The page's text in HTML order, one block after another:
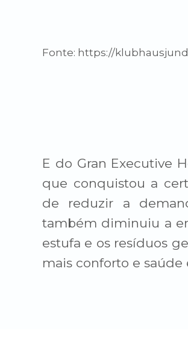
Fonte: https://
E do Gran Executive
que conquistou a
de reduzir a
também diminuiu a
estufa e os resíduos
mais conforto e saúde